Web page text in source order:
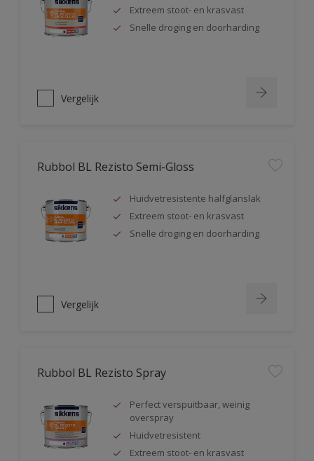
Extreem stoot- en krasvast
Snelle droging en doorharding
Vergelijk
Rubbol BL Rezisto Semi-Gloss
Huidvetresistente halfglanslak
Extreem stoot- en krasvast
Snelle droging en doorharding
Vergelijk
Rubbol BL Rezisto Spray
Perfect verspuitbaar, weinig
overspray
Huidvetresistent
Extreem stoot- en krasvast